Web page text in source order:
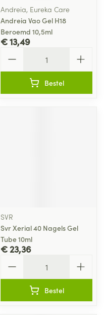
Andreia, Eureka Care
Andreia Vao Gel H18
Beroemd 10,5ml
€ 13,49
Bestel
SVR
Svr Xerial 40 Nagels Gel
Tube 10ml
€ 23,36
Bestel